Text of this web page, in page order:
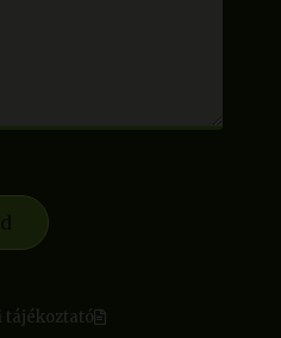
tájékoztató